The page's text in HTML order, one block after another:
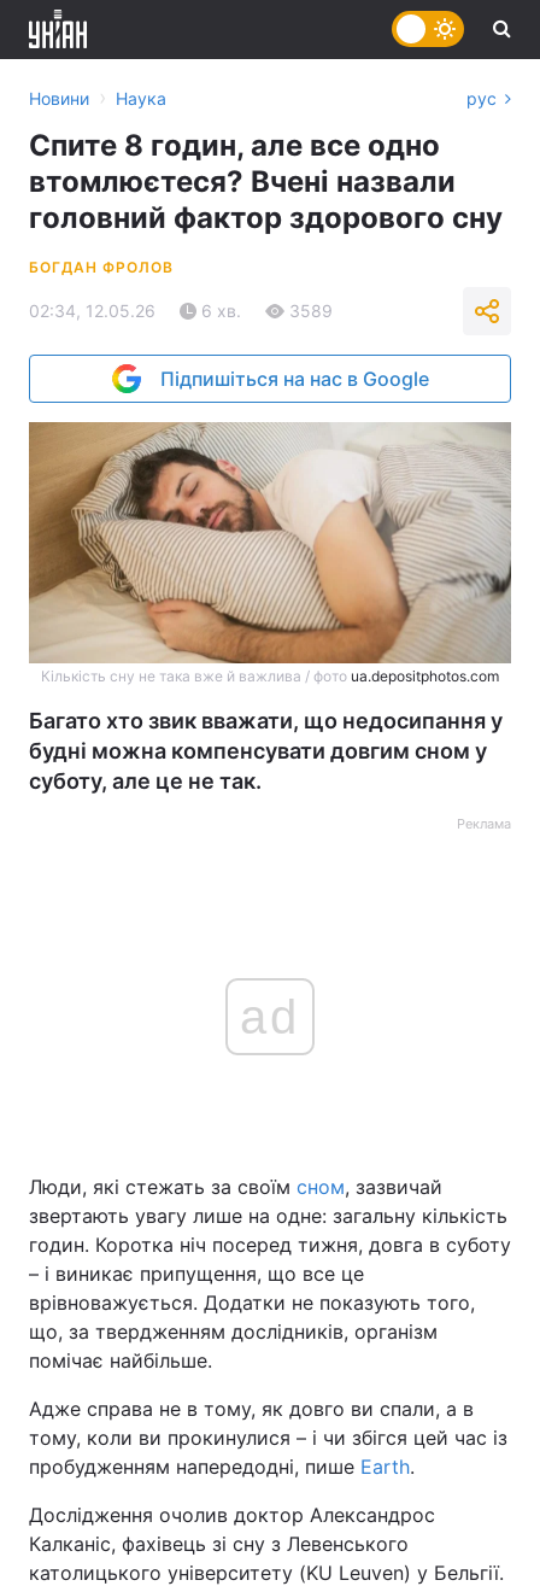
Головна Війна
Україна Політика
Спорт Наука
Зброя Інциденти
Цікавинки Погода
Новини › Наука рус
Спите 8 годин, але все одно
втомлюєтеся? Вчені назвали
головний фактор здорового сну
БОГДАН ФРОЛОВ
02:34, 12.05.26 6 хв. 3589
Підпишіться на нас в Google
Кількість сну не така вже й важлива / фото ua.depositphotos.com
Багато хто звик вважати, що недосипання у
будні можна компенсувати довгим сном у
суботу, але це не так.
Реклама
ad
Люди, які стежать за своїм сном, зазвичай
звертають увагу лише на одне: загальну кількість
годин. Коротка ніч посеред тижня, довга в суботу
– і виникає припущення, що все це
врівноважується. Додатки не показують того,
що, за твердженням дослідників, організм
помічає найбільше.
Адже справа не в тому, як довго ви спали, а в
тому, коли ви прокинулися – і чи збігся цей час із
пробудженням напередодні, пише Earth.
Дослідження очолив доктор Александрос
Калканіс, фахівець зі сну з Левенського
католицького університету (KU Leuven) у Бельгії.